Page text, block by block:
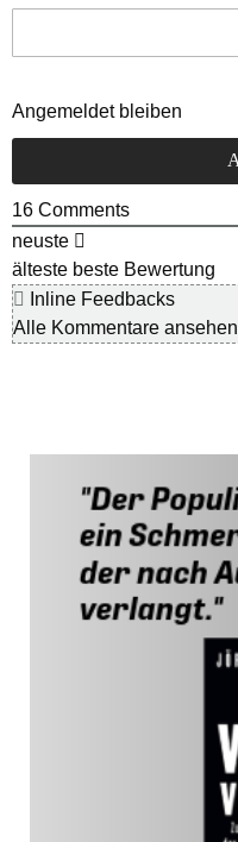
Angemeldet bleiben
16 Comments
neuste
älteste beste Bewertung
Inline Feedbacks
Alle Kommentare ansehen